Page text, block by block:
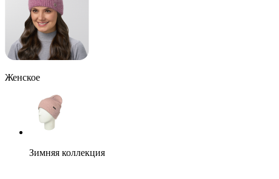
Женское
Зимняя коллекция